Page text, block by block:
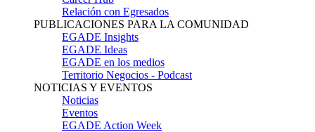
Relación con Egresados
PUBLICACIONES PARA LA COMUNIDAD
EGADE Insights
EGADE Ideas
EGADE en los medios
Territorio Negocios - Podcast
NOTICIAS Y EVENTOS
Noticias
Eventos
EGADE Action Week